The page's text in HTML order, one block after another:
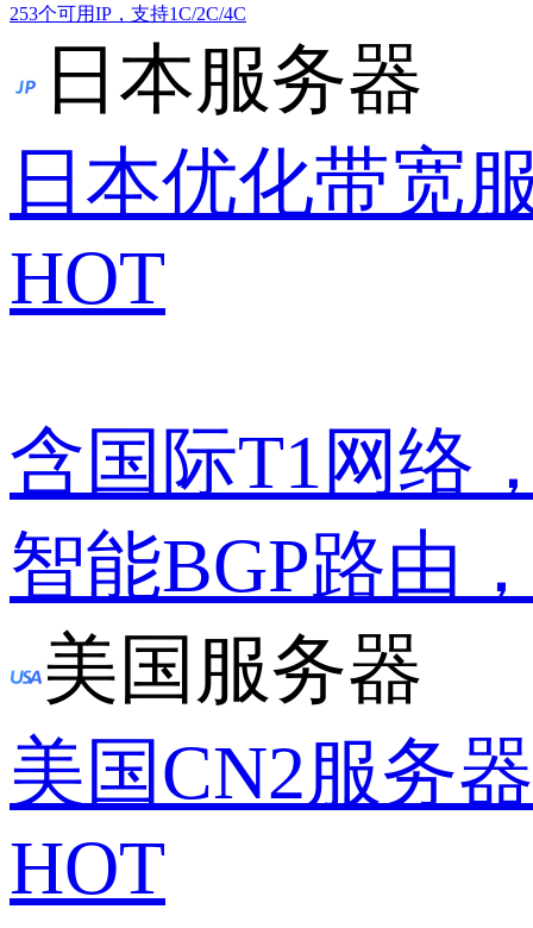
253个可用IP，支持1C/2C/4C
日本服务器
日本优化带宽
HOT
含国际T1网络
智能BGP路由
美国服务器
美国CN2服务器
HOT